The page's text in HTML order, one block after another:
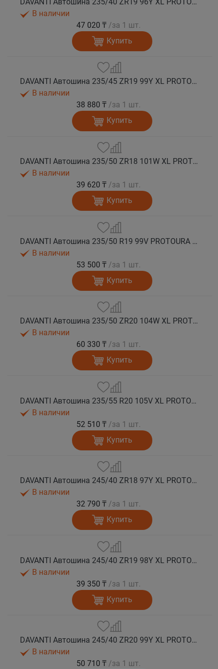
В наличии
47 020 ₸ /за 1 шт.
Купить
DAVANTI Автошина 235/45 ZR19 99Y XL PROTOURA SPORT RPR лето
В наличии
38 880 ₸ /за 1 шт.
Купить
DAVANTI Автошина 235/50 ZR18 101W XL PROTOURA SPORT RPR лето
В наличии
39 620 ₸ /за 1 шт.
Купить
DAVANTI Автошина 235/50 R19 99V PROTOURA SPORT RPR лето
В наличии
53 500 ₸ /за 1 шт.
Купить
DAVANTI Автошина 235/50 ZR20 104W XL PROTOURA SPORT RPR лето
В наличии
60 330 ₸ /за 1 шт.
Купить
DAVANTI Автошина 235/55 R20 105V XL PROTOURA SPORT RPR лето
В наличии
52 510 ₸ /за 1 шт.
Купить
DAVANTI Автошина 245/40 ZR18 97Y XL PROTOURA SPORT RPR лето
В наличии
32 790 ₸ /за 1 шт.
Купить
DAVANTI Автошина 245/40 ZR19 98Y XL PROTOURA SPORT RPR лето
В наличии
39 350 ₸ /за 1 шт.
Купить
DAVANTI Автошина 245/40 ZR20 99Y XL PROTOURA SPORT RPR лето
В наличии
50 710 ₸ /за 1 шт.